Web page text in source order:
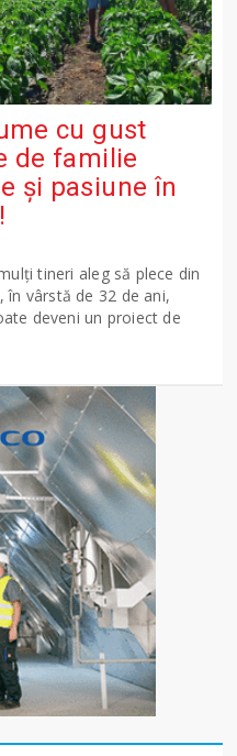
cu gust
de familie
și pasiune în
tineri aleg să plece din
în vârstă de 32 de ani,
deveni un proiect de